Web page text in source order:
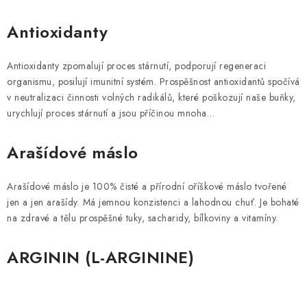
Antioxidanty
Antioxidanty zpomalují proces stárnutí, podporují regeneraci
organismu, posilují imunitní systém. Prospěšnost antioxidantů spočívá
v neutralizaci činnosti volných radikálů, které poškozují naše buňky,
urychlují proces stárnutí a jsou příčinou mnoha…
Arašídové máslo
Arašídové máslo je 100% čisté a přírodní oříškové máslo tvořené
jen a jen arašídy. Má jemnou konzistenci a lahodnou chuť. Je bohaté
na zdravé a tělu prospěšné tuky, sacharidy, bílkoviny a vitamíny.
ARGININ (L-ARGININE)